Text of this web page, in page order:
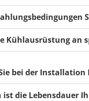
Kühlausrüstung an
bei der
ist die Lebensdauer